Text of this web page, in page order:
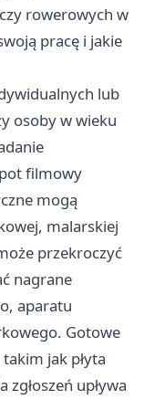
rowerowych w
pracę i jakie
lub
osoby w wieku
filmowy
mogą
malarskiej
przekroczyć
nagrane
aparatu
Gotowe
jak płyta
zgłoszeń upływa